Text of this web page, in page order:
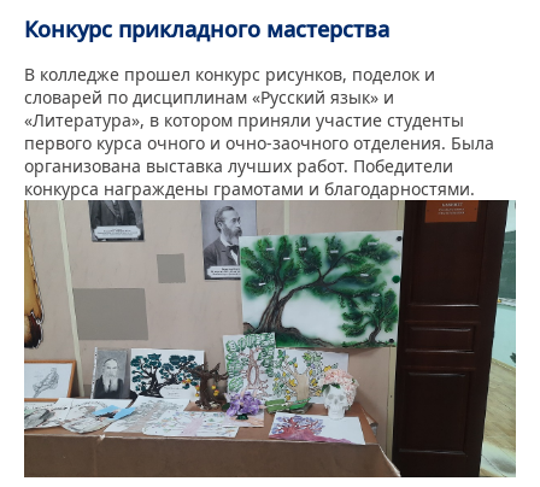
Конкурс прикладного мастерства
В колледже прошел конкурс рисунков, поделок и
словарей по дисциплинам «Русский язык» и
«Литература», в котором приняли участие студенты
первого курса очного и очно-заочного отделения. Была
организована выставка лучших работ. Победители
конкурса награждены грамотами и благодарностями.